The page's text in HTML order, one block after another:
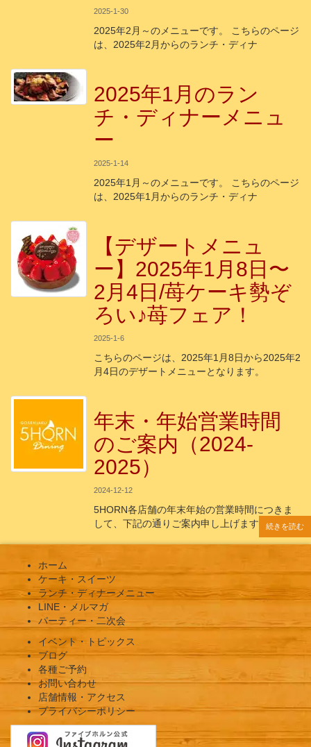
続きを読む
2025-1-30
2025年2月～のメニューです。 こちらのページ
は、2025年2月からのランチ・ディナ
続きを読む
2025年1月のラン
チ・ディナーメニュ
ー
2025-1-14
2025年1月～のメニューです。 こちらのページ
は、2025年1月からのランチ・ディナ
続きを読む
【デザートメニュ
ー】2025年1月8日〜
2月4日/苺ケーキ勢ぞ
ろい♪苺フェア！
2025-1-6
こちらのページは、2025年1月8日から2025年2
月4日のデザートメニューとなります。
続きを読む
年末・年始営業時間
のご案内（2024-
2025）
2024-12-12
5HORN各店舗の年末年始の営業時間につきま
して、下記の通りご案内申し上げます。 年続きを読む
ホーム
ケーキ・スイーツ
ランチ・ディナーメニュー
LINE・メルマガ
パーティー・二次会
イベント・トピックス
ブログ
各種ご予約
お問い合わせ
店舗情報・アクセス
プライバシーポリシー